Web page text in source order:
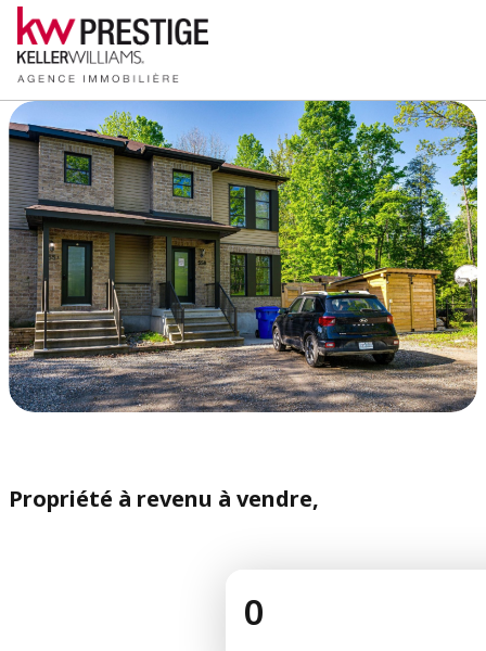
Propriété à revenu à vendre,
0